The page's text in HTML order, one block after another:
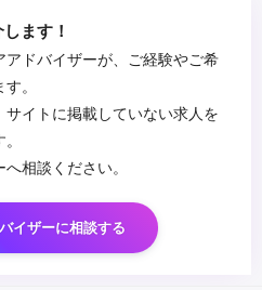
ます！
ドバイザーが、ご経験やご希
。
イトに掲載していない求人を
相談ください。
イザーに相談する